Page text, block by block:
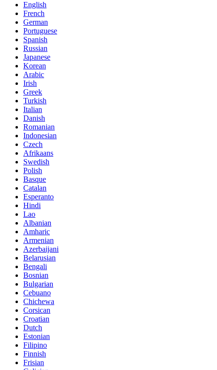
English
French
German
Portuguese
Spanish
Russian
Japanese
Korean
Arabic
Irish
Greek
Turkish
Italian
Danish
Romanian
Indonesian
Czech
Afrikaans
Swedish
Polish
Basque
Catalan
Esperanto
Hindi
Lao
Albanian
Amharic
Armenian
Azerbaijani
Belarusian
Bengali
Bosnian
Bulgarian
Cebuano
Chichewa
Corsican
Croatian
Dutch
Estonian
Filipino
Finnish
Frisian